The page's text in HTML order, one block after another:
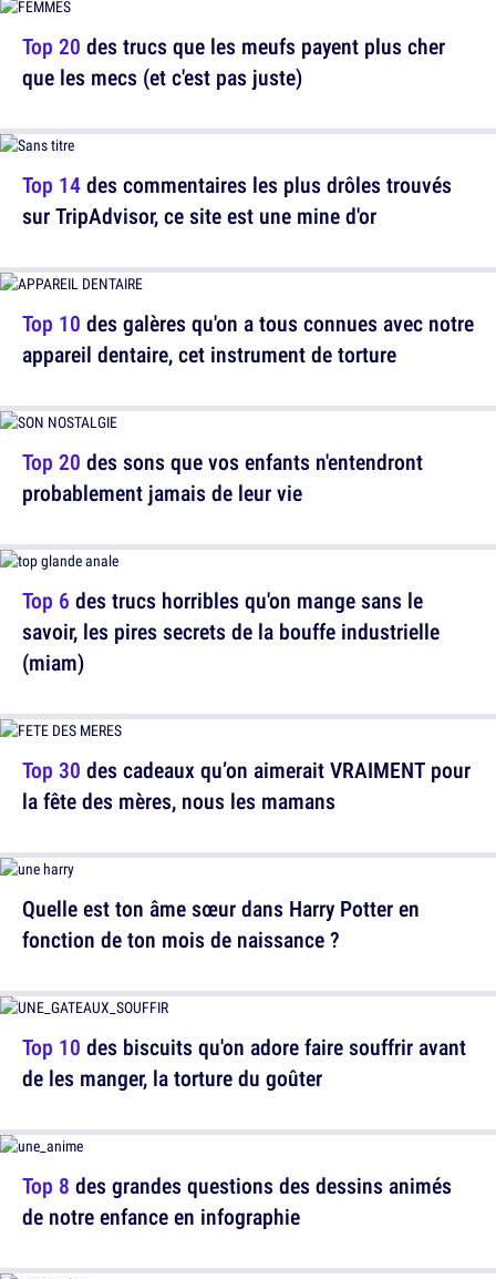
Top 20 des trucs que les meufs payent plus cher
que les mecs (et c'est pas juste)
Top 10 des galères qu'on a tous connues avec notre
appareil dentaire, cet instrument de torture
Top 6 des trucs horribles qu'on mange sans le
savoir, les pires secrets de la bouffe industrielle
(miam)
Quelle est ton âme sœur dans Harry Potter en
fonction de ton mois de naissance ?
Top 8 des grandes questions des dessins animés
de notre enfance en infographie
Top 14des commentaires les plus drôles trouvés
sur TripAdvisor, ce site est une mine d'or
Top 20 des sons que vos enfants n'entendront
probablement jamais de leur vie
Top 30 des cadeaux qu’on aimerait VRAIMENT pour
la fête des mères, nous les mamans
Top 10 des biscuits qu'on adore faire souffrir avant
de les manger, la torture du goûter